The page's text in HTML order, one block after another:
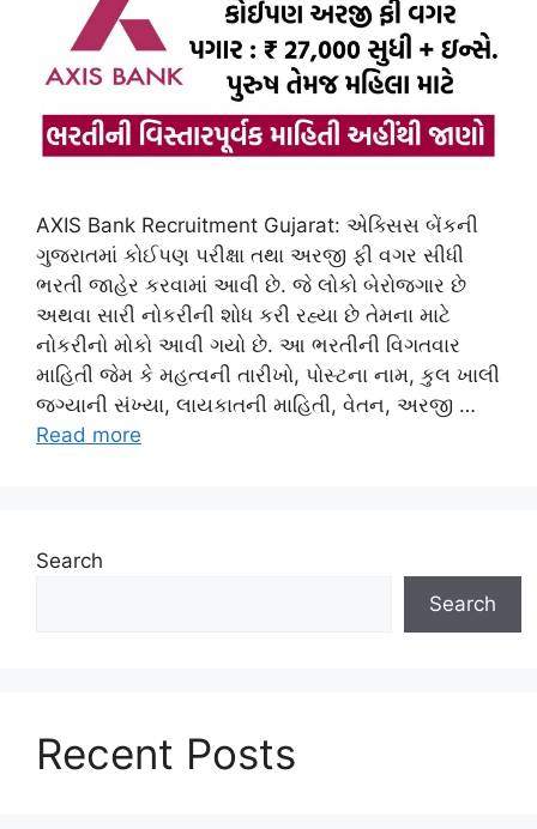
AXIS Bank Recruitment Gujarat: એક્સિસ બેંકની
ગુજરાતમાં કોઈપણ પરીક્ષા તથા અરજી ફી વગર સીધી
ભરતી જાહેર કરવામાં આવી છે. જે લોકો બેરોજગાર છે
અથવા સારી નોકરીની શોધ કરી રહ્યા છે તેમના માટે
નોકરીનો મોકો આવી ગયો છે. આ ભરતીની વિગતવાર
માહિતી જેમ કે મહત્વની તારીખો, પોસ્ટના નામ, કુલ ખાલી
જગ્યાની સંખ્યા, લાયકાતની માહિતી, વેતન, અરજી …
Read more
Search
Search
Recent Posts